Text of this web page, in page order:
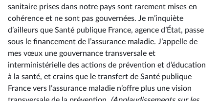
sanitaire prises dans notre pays sont rarement mises en
cohérence et ne sont pas gouvernées. Je m’inquiète
d’ailleurs que Santé publique France, agence d’État, passe
sous le financement de l’assurance maladie. J’appelle de
mes vœux une gouvernance transversale et
interministérielle des actions de prévention et d’éducation
à la santé, et crains que le transfert de Santé publique
France vers l’assurance maladie n’offre plus une vision